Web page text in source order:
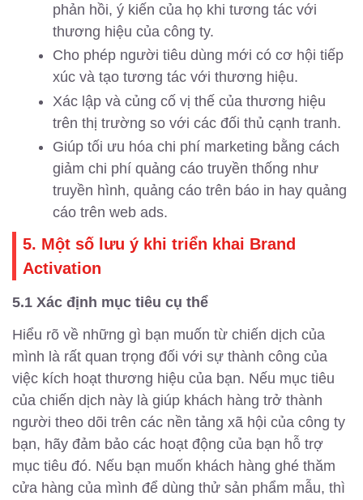
phản hồi, ý kiến của họ khi tương tác với
thương hiệu của công ty.
Cho phép người tiêu dùng mới có cơ hội tiếp
xúc và tạo tương tác với thương hiệu.
Xác lập và củng cố vị thế của thương hiệu
trên thị trường so với các đối thủ cạnh tranh.
Giúp tối ưu hóa chi phí marketing bằng cách
giảm chi phí quảng cáo truyền thống như
truyền hình, quảng cáo trên báo in hay quảng
cáo trên web ads.
5. Một số lưu ý khi triển khai Brand
Activation
5.1 Xác định mục tiêu cụ thể
Hiểu rõ về những gì bạn muốn từ chiến dịch của
mình là rất quan trọng đối với sự thành công của
việc kích hoạt thương hiệu của bạn. Nếu mục tiêu
của chiến dịch này là giúp khách hàng trở thành
người theo dõi trên các nền tảng xã hội của công ty
bạn, hãy đảm bảo các hoạt động của bạn hỗ trợ
mục tiêu đó. Nếu bạn muốn khách hàng ghé thăm
cửa hàng của mình để dùng thử sản phẩm mẫu, thì